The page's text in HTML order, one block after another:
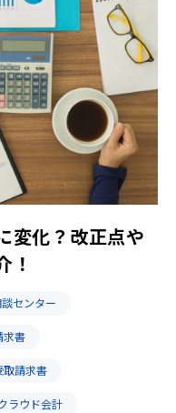
変化？改正点や
！
センター
求書
請求書
ラウド会計